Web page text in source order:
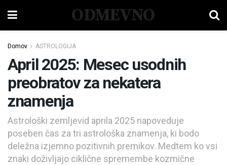
ODMEVNO
Domov ASTROLOGIJA
April 2025: Mesec usodnih
preobratov za nekatera
znamenja
Astrološki zemljevid aprila 2025 napoveduje
poseben čas za tri astrološka znamenja, ki bodo
deležna izjemno pozitivnih premikov. Medtem ko vsi
znaki doživljajo ciklične spremembe kozmične